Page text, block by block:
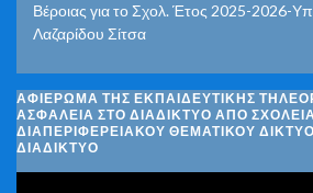
Βέροιας για το Σχολ. Έτος 2025-2026-
Λαζαρίδου Σίτσα
ΑΦΙΈΡΩΜΑ ΤΗΣ ΕΚΠΑΙΔΕΥΤΙΚΉΣ
ΑΣΦΆΛΕΙΑ ΣΤΟ ΔΙΑΔΊΚΤΥΟ ΑΠΌ
ΔΙΑΠΕΡΙΦΕΡΕΙΑΚΟΎ ΘΕΜΑΤΙΚΟΎ
ΔΙΑΔΊΚΤΥΟ